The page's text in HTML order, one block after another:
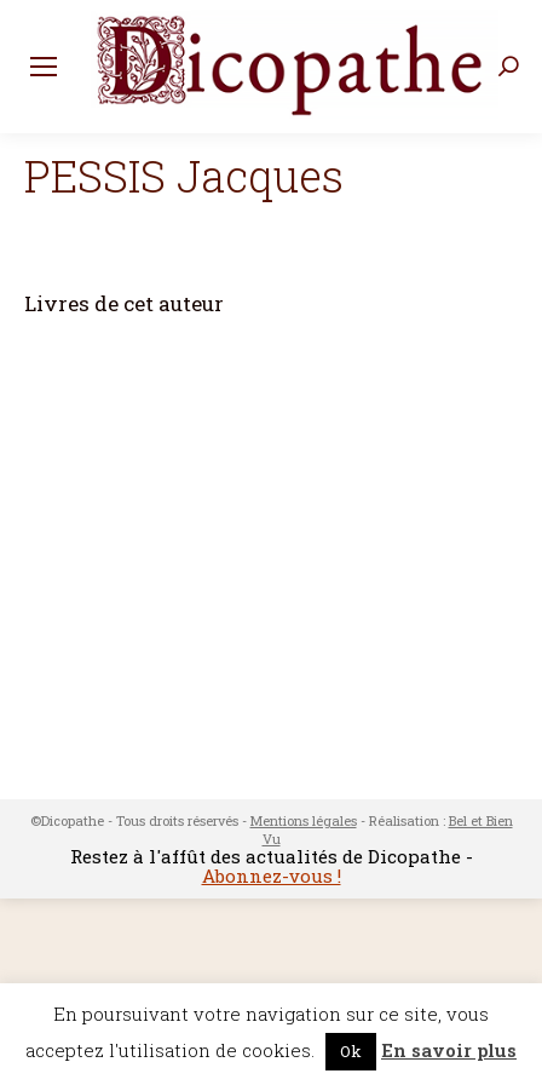
PESSIS Jacques
Livres de cet auteur
©Dicopathe - Tous droits réservés - Mentions légales- Réalisation : Bel et Bien
Vu
Restez à l'affût des actualités de Dicopathe -
Abonnez-vous !
En poursuivant votre navigation sur ce site, vous
acceptez l'utilisation de cookies.
Ok En savoir plus